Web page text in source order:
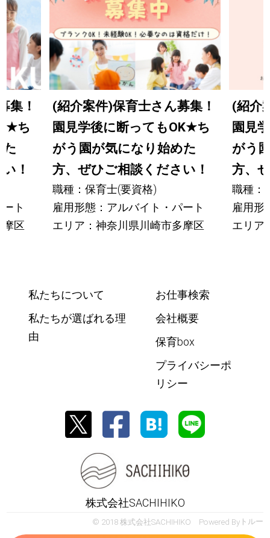
集！
★ち
！
ト
摩区
(紹介案件)保育士さん募集！
園見学後に断ってもOK★ち
がう園が気になり始めた
方、ぜひご相談ください！
職種：保育士(要資格)
雇用形態：アルバイト・パート
エリア：神奈川県川崎市多摩区
(紹介
園見
がう
方、
職種：
雇用形
エリア
私たちについて
私たちが選ばれる理
由
お仕事検索
会社概要
保育box
プライバシーポ
リシー
株式会社SACHIHIKO
© 2018 株式会社SACHIHIKO Powered Byトルー